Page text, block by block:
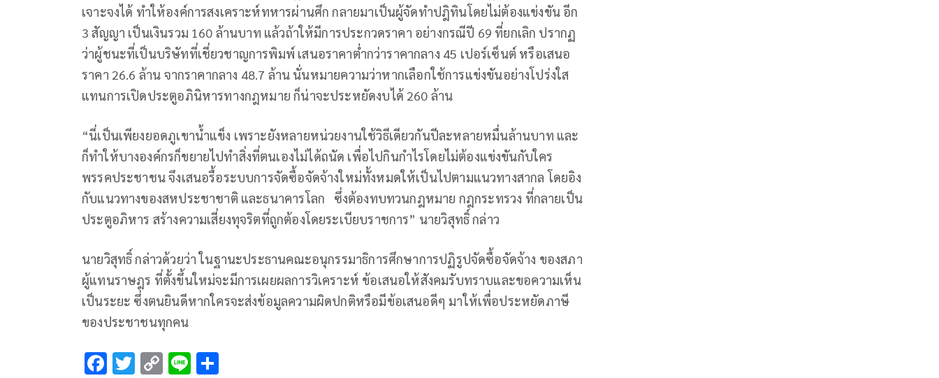
เจาะจงได้ ทำให้องค์การสงเคราะห์ทหารผ่านศึก กลายมาเป็นผู้จัดทำปฎิทินโดยไม่ต้องแข่งขัน อีก
3 สัญญา เป็นเงินรวม 160 ล้านบาท แล้วถ้าให้มีการประกวดราคา อย่างกรณีปี 69 ที่ยกเลิก ปรากฏ
ว่าผู้ชนะที่เป็นบริษัทที่เชี่ยวชาญการพิมพ์ เสนอราคาต่ำกว่าราคากลาง 45 เปอร์เซ็นต์ หรือเสนอ
ราคา 26.6 ล้าน จากราคากลาง 48.7 ล้าน นั่นหมายความว่าหากเลือกใช้การแข่งขันอย่างโปร่งใส
แทนการเปิดประตูอภินิหารทางกฎหมาย ก็น่าจะประหยัดงบได้ 260 ล้าน
“นี่เป็นเพียงยอดภูเขาน้ำแข็ง เพราะยังหลายหน่วยงานใช้วิธีเดียวกันปีละหลายหมื่นล้านบาท และ
ก็ทำให้บางองค์กรก็ขยายไปทำสิ่งที่ตนเองไม่ได้ถนัด เพื่อไปกินกำไรโดยไม่ต้องแข่งขันกับใคร
พรรคประชาชน จึงเสนอรื้อระบบการจัดซื้อจัดจ้างใหม่ทั้งหมดให้เป็นไปตามแนวทางสากล โดยอิง
กับแนวทางของสหประชาชาติ และธนาคารโลก ซึ่งต้องทบทวนกฎหมาย กฎกระทรวง ที่กลายเป็น
ประตูอภิหาร สร้างความเสี่ยงทุจริตที่ถูกต้องโดยระเบียบราชการ” นายวิสุทธิ์ กล่าว
นายวิสุทธิ์ กล่าวด้วยว่า ในฐานะประธานคณะอนุกรรมาธิการศึกษาการปฏิรูปจัดซื้อจัดจ้าง ของสภา
ผู้แทนราษฎร ที่ตั้งขึ้นใหม่จะมีการเผยผลการวิเคราะห์ ข้อเสนอให้สังคมรับทราบและขอความเห็น
เป็นระยะ ซึ่งตนยินดีหากใครจะส่งข้อมูลความผิดปกติหรือมีข้อเสนอดีๆ มาให้เพื่อประหยัดภาษี
ของประชาชนทุกคน
F T C Li